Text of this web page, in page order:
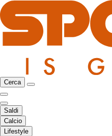
Cerca
Saldi
Calcio
Lifestyle